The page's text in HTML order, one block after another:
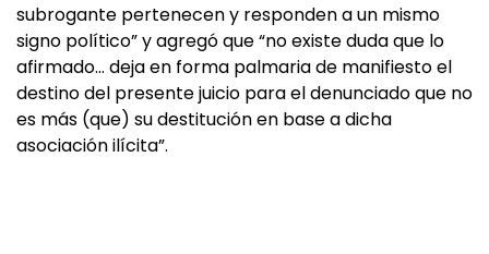
subrogante pertenecen y responden a un mismo
signo político” y agregó que “no existe duda que lo
afirmado… deja en forma palmaria de manifiesto el
destino del presente juicio para el denunciado que no
es más (que) su destitución en base a dicha
asociación ilícita”.